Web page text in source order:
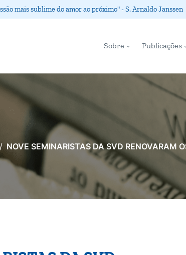
mais sublime do amor ao próximo" - S. Arnaldo Janssen
Sobre Publicações
NOVE SEMINARISTAS DA SVD RENOVARAM